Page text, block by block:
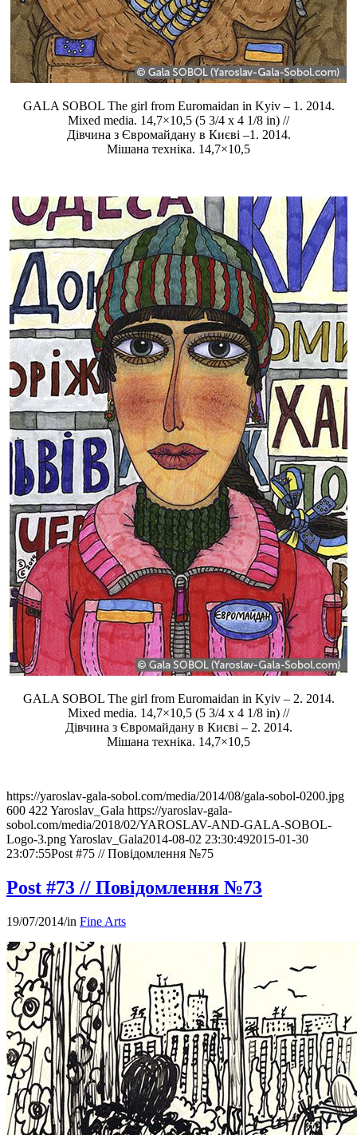
GALA SOBOL The girl from Euromaidan in Kyiv – 1. 2014.
Mixed media. 14,7×10,5 (5 3/4 x 4 1/8 in) //
Дівчина з Євромайдану в Києві –1. 2014.
Мішана техніка. 14,7×10,5
GALA SOBOL The girl from Euromaidan in Kyiv – 2. 2014.
Mixed media. 14,7×10,5 (5 3/4 x 4 1/8 in) //
Дівчина з Євромайдану в Києві – 2. 2014.
Мішана техніка. 14,7×10,5
https://yaroslav-gala-sobol.com/media/2014/08/gala-sobol-0200.jpg
600 422Yaroslav_Gala https://yaroslav-gala-
sobol.com/media/2018/02/YAROSLAV-AND-GALA-SOBOL-
Logo-3.pngYaroslav_Gala2014-08-02 23:30:492015-01-30
23:07:55Post #75 // Повідомлення №75
Post #73 // Повідомлення №73
19/07/2014/in Fine Arts